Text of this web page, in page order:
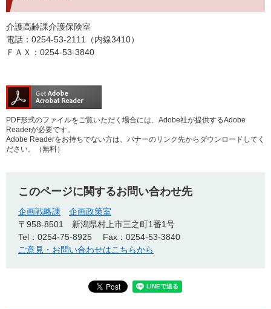
介護高齢課介護保険室
電話：0254-53-2111（内線3410）
ＦＡＸ：0254-53-3840
PDF形式のファイルをご覧いただく場合には、Adobe社が提供するAdobe
Readerが必要です。
Adobe Readerをお持ちでない方は、バナーのリンク先からダウンロードしてく
ださい。（無料）
このページに関するお問い合わせ先
企画戦略課
企画政策室
〒958-8501
新潟県村上市三之町1番1号
Tel：0254-75-8925
Fax：0254-53-3840
ご意見・お問い合わせはこちらから